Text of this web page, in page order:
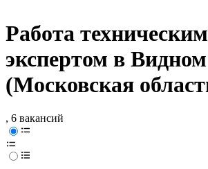
Работа техническим
экспертом в Видном
(Московская
, 6 вакансий